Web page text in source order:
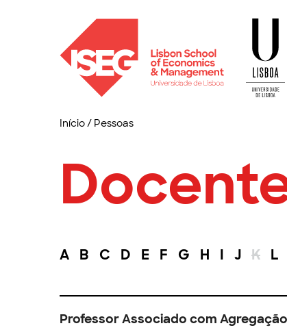
Início/ Pessoas
A B C D E F G H I J K L
Professor Associado com Agregação